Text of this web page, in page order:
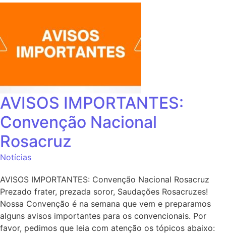
AVISOS IMPORTANTES:
Convenção Nacional
Rosacruz
Notícias
AVISOS IMPORTANTES: Convenção Nacional Rosacruz
Prezado frater, prezada soror, Saudações Rosacruzes!
Nossa Convenção é na semana que vem e preparamos
alguns avisos importantes para os convencionais. Por
favor, pedimos que leia com atenção os tópicos abaixo: